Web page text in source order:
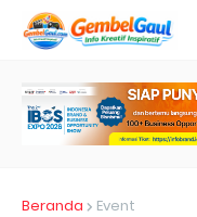
Beranda Event